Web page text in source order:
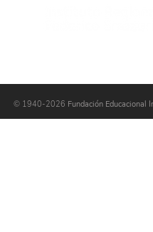
© 1940-2026 Fundación Educacional